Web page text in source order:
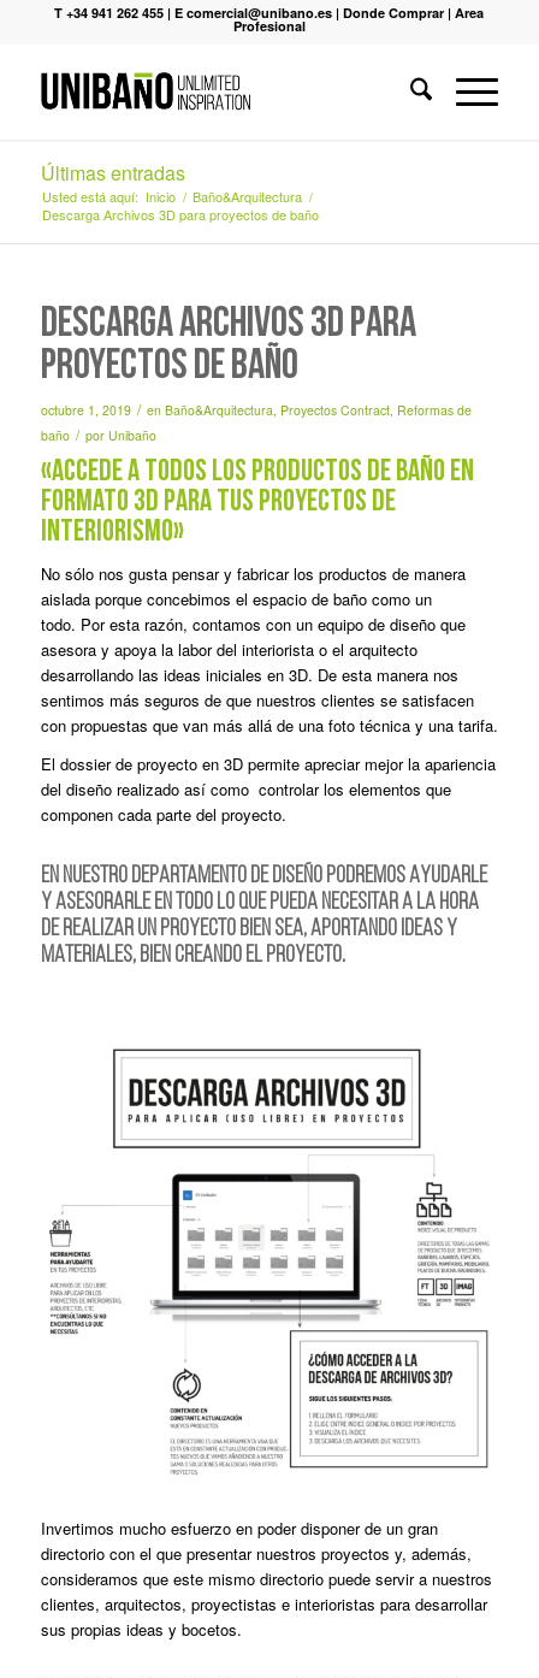
T +34 941 262 455 |E comercial@unibano.es |Donde Comprar |Area
Profesional
Últimas entradas
Usted está aquí: Inicio / Baño&Arquitectura /
Descarga Archivos 3D para proyectos de baño
Descarga Archivos 3D para
proyectos de baño
octubre 1, 2019 / en Baño&Arquitectura, Proyectos Contract, Reformas de
baño / por Unibaño
«Accede a todos los productos de baño en
formato 3D para tus proyectos de
interiorismo»
No sólo nos gusta pensar y fabricar los productos de manera
aislada porque concebimos el espacio de baño como un
todo. Por esta razón, contamos con un equipo de diseño que
asesora y apoya la labor del interiorista o el arquitecto
desarrollando las ideas iniciales en 3D. De esta manera nos
sentimos más seguros de que nuestros clientes se satisfacen
con propuestas que van más allá de una foto técnica y una tarifa.
El dossier de proyecto en 3D permite apreciar mejor la apariencia
del diseño realizado así como controlar los elementos que
componen cada parte del proyecto.
EN NUESTRO DEPARTAMENTO DE DISEÑO PODREMOS AYUDARLE
Y ASESORARLE EN TODO LO QUE PUEDA NECESITAR A LA HORA
DE REALIZAR UN PROYECTO BIEN SEA, APORTANDO IDEAS Y
MATERIALES, BIEN CREANDO EL PROYECTO.
Invertimos mucho esfuerzo en poder disponer de un gran
directorio con el que presentar nuestros proyectos y, además,
consideramos que este mismo directorio puede servir a nuestros
clientes, arquitectos, proyectistas e interioristas para desarrollar
sus propias ideas y bocetos.